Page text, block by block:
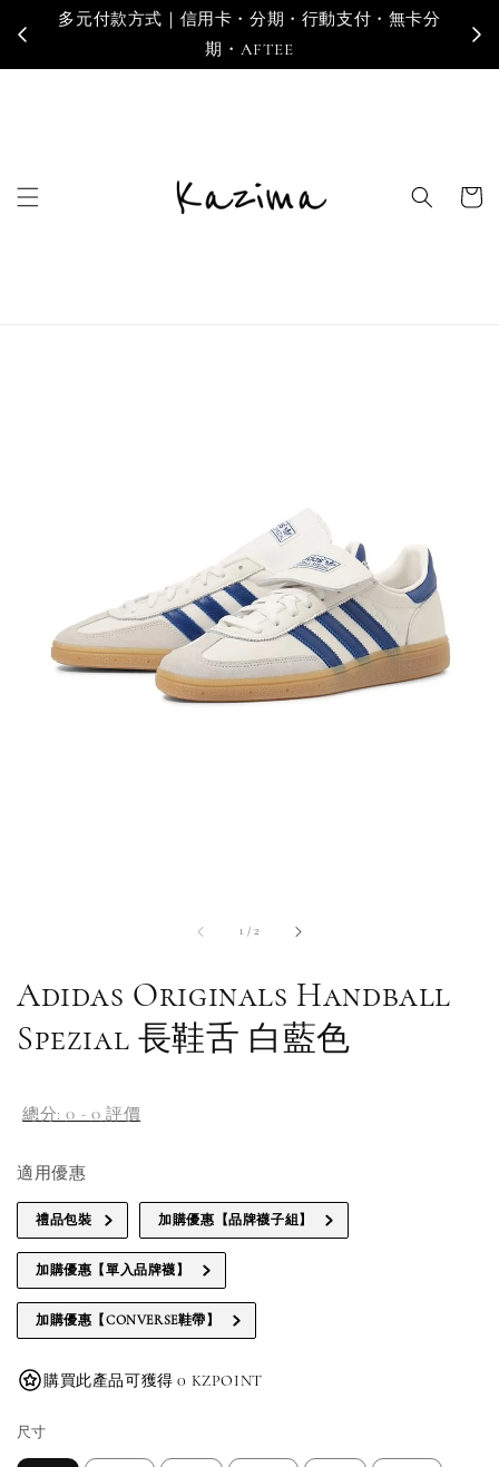
多元付款方式｜信用卡・分期・行動支付・無卡分
期・AFTEE
寄
1 /2
Adidas Originals Handball
Spezial 長鞋舌 白藍色
總分:0 - 0 評價
適用優惠
禮品包裝 加購優惠【品牌襪子組】
加購優惠【單入品牌襪】
加購優惠【CONVERSE鞋帶】
購買此產品可獲得 0 KZPOINT
尺寸